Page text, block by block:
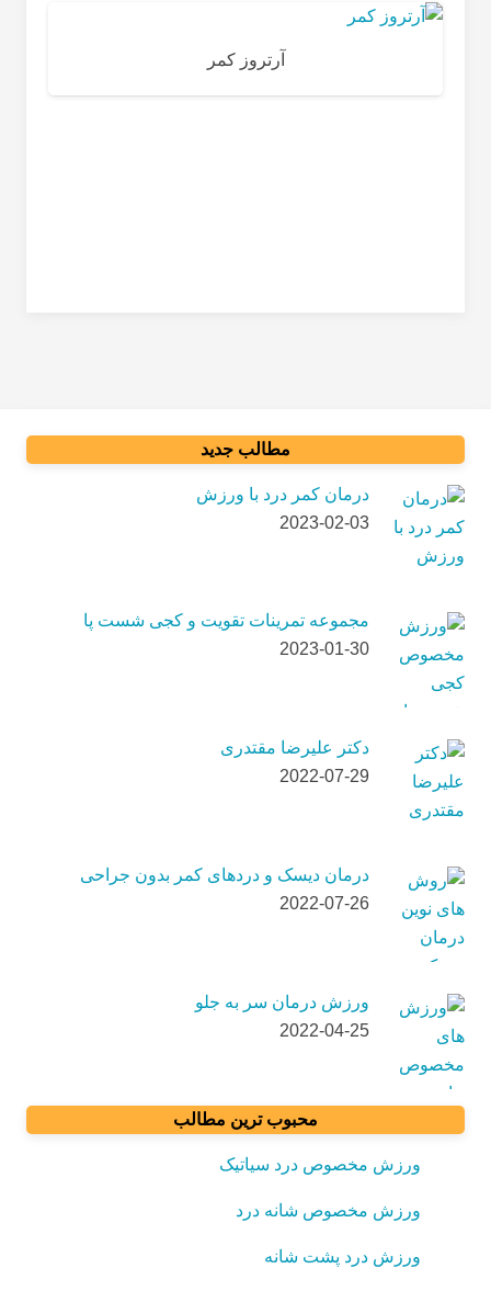
آرتروز کمر
مطالب جدید
درمان کمر درد با ورزش
2023-02-03
مجموعه تمرینات تقویت و کجی شست پا
2023-01-30
دکتر علیرضا مقتدری
2022-07-29
درمان دیسک و دردهای کمر بدون جراحی
2022-07-26
ورزش درمان سر به جلو
2022-04-25
محبوب ترین مطالب
ورزش مخصوص درد سیاتیک
ورزش مخصوص شانه درد
ورزش درد پشت شانه